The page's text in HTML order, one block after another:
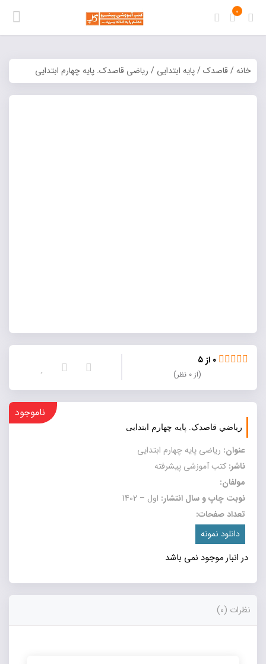
0
خانه/قاصدک/پايه ابتدايي / رياضي قاصدک. پایه چهارم ابتدایی
(از ۰ نظر)
رياضي قاصدک. پایه چهارم ابتدایی
ناموجود
عنوان: رياضی پایه چهارم ابتدایی
ناشر: کتب آموزشی پیشرفته
مولفان:
نوبت چاپ و سال انتشار: اول – 1402
تعداد صفحات:
دانلود نمونه
در انبار موجود نمی باشد
نظرات (0)